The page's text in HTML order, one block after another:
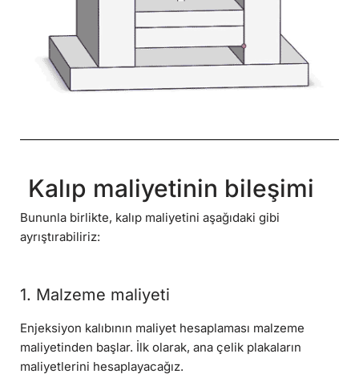
Kalıp maliyetinin bileşimi
Bununla birlikte, kalıp maliyetini aşağıdaki gibi
ayrıştırabiliriz:
1. Malzeme maliyeti
Enjeksiyon kalıbının maliyet hesaplaması malzeme
maliyetinden başlar. İlk olarak, ana çelik plakaların
maliyetlerini hesaplayacağız.